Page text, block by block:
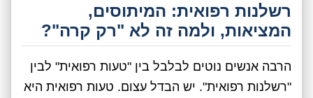
רשלנות רפואית: המיתוסים,
המציאות, ולמה זה לא "רק קרה"?
הרבה אנשים נוטים לבלבל בין "טעות רפואית" לבין
"רשלנות רפואית". יש הבדל עצום. טעות רפואית היא